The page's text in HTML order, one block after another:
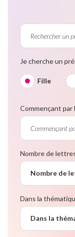
Je cherche un
Fille
Commençant
Nombre de
Nombre de
Dans la
Dans la